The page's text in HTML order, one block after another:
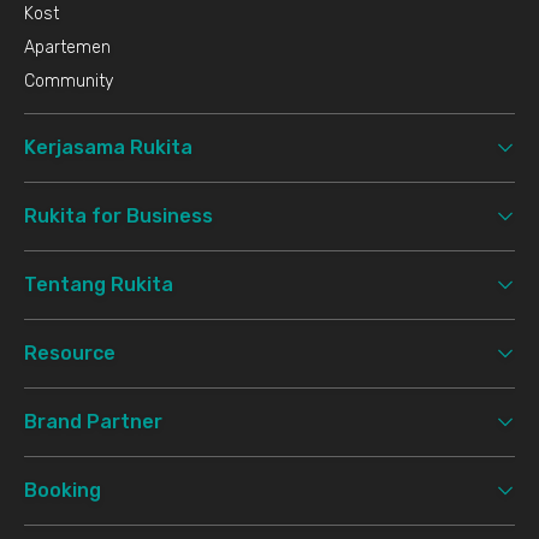
Kost
Apartemen
Community
Kerjasama Rukita
Rukita for Business
Tentang Rukita
Resource
Brand Partner
Booking